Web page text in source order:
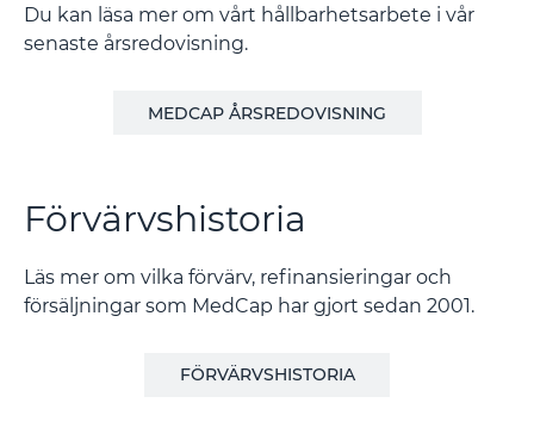
Du kan läsa mer om vårt hållbarhetsarbete i vår
senaste årsredovisning.
MEDCAP ÅRSREDOVISNING
Förvärvshistoria
Läs mer om vilka förvärv, refinansieringar och
försäljningar som MedCap har gjort sedan 2001.
FÖRVÄRVSHISTORIA